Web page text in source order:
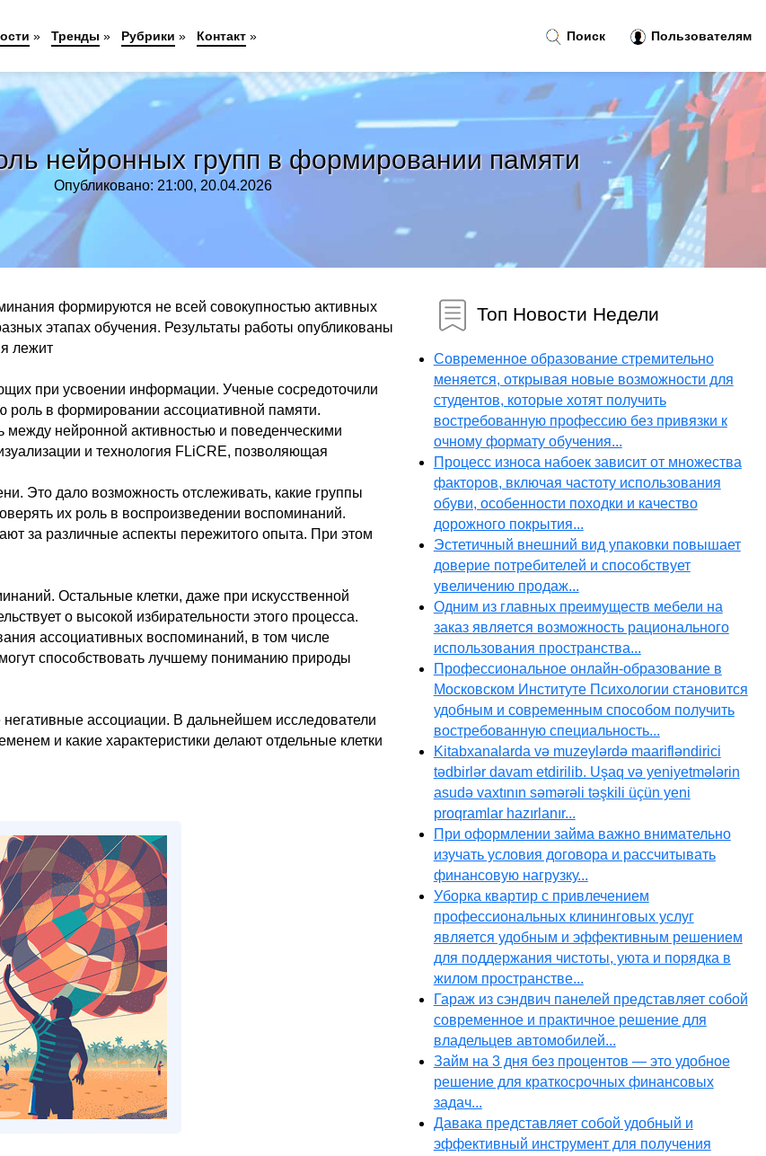
нейронных групп в формировании памяти
Опубликовано: 21:00, 20.04.2026
формируются не всей совокупностью активных
этапах обучения. Результаты работы опубликованы
лежит
при усвоении информации. Ученые сосредоточили
роль в формировании ассоциативной памяти.
нейронной активностью и поведенческими
и технология FLiCRE, позволяющая
Это дало возможность отслеживать, какие группы
их роль в воспроизведении воспоминаний.
за различные аспекты пережитого опыта. При этом
Остальные клетки, даже при искусственной
о высокой избирательности этого процесса.
ассоциативных воспоминаний, в том числе
способствовать лучшему пониманию природы
негативные ассоциации. В дальнейшем исследователи
и какие характеристики делают отдельные клетки
Топ Новости Недели
Современное образование стремительно
меняется, открывая новые возможности для
студентов, которые хотят получить
востребованную профессию без привязки к
очному формату обучения...
Процесс износа набоек зависит от множества
факторов, включая частоту использования
обуви, особенности походки и качество
дорожного покрытия...
Эстетичный внешний вид упаковки повышает
доверие потребителей и способствует
увеличению продаж...
Одним из главных преимуществ мебели на
заказ является возможность рационального
использования пространства...
Профессиональное онлайн-образование в
Московском Институте Психологии становится
удобным и современным способом получить
востребованную специальность...
Kitabxanalarda və muzeylərdə maarifləndirici
tədbirlər davam etdirilib. Uşaq və yeniyetmələrin
asudə vaxtının səmərəli təşkili üçün yeni
proqramlar hazırlanır...
При оформлении займа важно внимательно
изучать условия договора и рассчитывать
финансовую нагрузку...
Уборка квартир с привлечением
профессиональных клининговых услуг
является удобным и эффективным решением
для поддержания чистоты, уюта и порядка в
жилом пространстве...
Гараж из сэндвич панелей представляет собой
современное и практичное решение для
владельцев автомобилей...
Займ на 3 дня без процентов — это удобное
решение для краткосрочных финансовых
задач...
Давака представляет собой удобный и
эффективный инструмент для получения
Поиск Пользователям
» Тренды » Рубрики » Контакт »